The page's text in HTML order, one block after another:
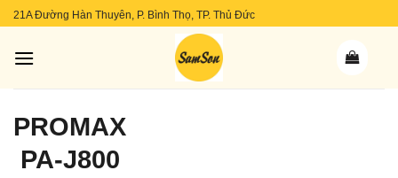
Skip
content
21A Đường Hàn Thuyên, P. Bình Thọ, TP. Thủ Đức
PROMAX
PA-J800